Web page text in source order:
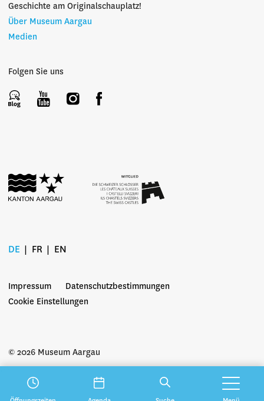
Geschichte am Originalschauplatz!
Über Museum Aargau
Medien
Folgen Sie uns
© 2026 Museum Aargau
DE FR EN
Impressum
Datenschutzbestimmungen
Cookie Einstellungen